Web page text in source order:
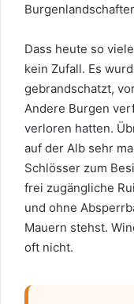
Dass heute so
kein Zufall. Es
gebrandschatzt,
Andere Burgen
verloren hatten.
auf der Alb sehr
Schlösser zum
frei zugängliche
und ohne
Mauern stehst.
oft nicht.